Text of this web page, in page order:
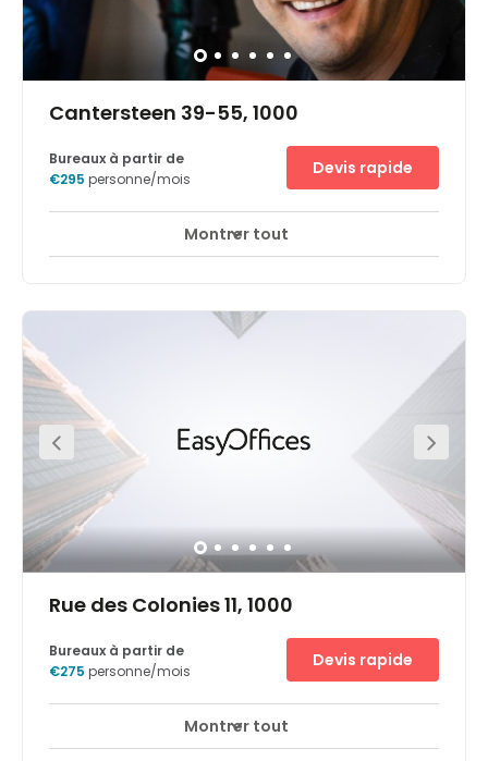
Cantersteen 39-55, 1000
Accès 24 heures sur 24 Espaces de détente
deco building. Enjoy a rooftop terrace offering an
amazing view of Brussels’s Skyline. It is surrounded by
Bozar, Royal Library, the Royal Palaces) and is just next to
the government district Right in front of the Brussels
Central Station (30 secs walk). Clients will find it close by
the Museum of Beaux-Arts and the Galerie Ravenstein.
Also, restaurants, fitness, bike store, supermarkets, hotels,
pharmacy. Public parking nearby like BePark – Parking
Gare Centrale, interparking Square Albertine and
interparking Grand Place.
Bureaux à partir de
€295 personne/mois
Devis rapide
Montrer tout
Rue des Colonies 11, 1000
Surveillance CCTV 24 heures sur 24
Bureaux à partir de
€275 personne/mois
Devis rapide
Montrer tout